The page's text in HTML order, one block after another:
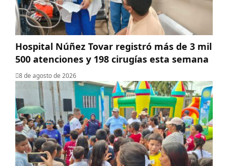
Hospital Núñez Tovar registró más de 3 mil
500 atenciones y 198 cirugías esta semana
8 de agosto de 2026